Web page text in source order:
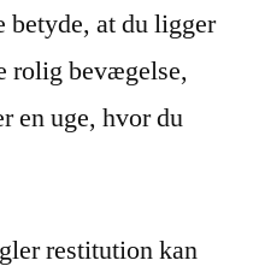
at du ligger
rolig bevægelse,
en uge, hvor du
restitution kan